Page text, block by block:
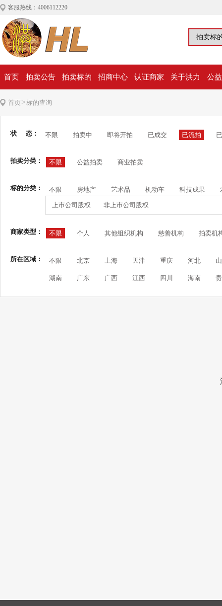
客服热线：4006112220
首页 拍卖公告 拍卖标的 招商中心 认证商家 关于洪力 公
首页>标的查询
状 态： 不限 拍卖中 即将开拍 已成交 已流拍
拍卖分类： 不限 公益拍卖 商业拍卖
标的分类： 不限 房地产 艺术品 机动车 科技成果
上市公司股权 非上市公司股权
商家类型： 不限 个人 其他组织机构 慈善机构 拍卖机
所在区域： 不限 北京 上海 天津 重庆 河北
湖南 广东 广西 江西 四川 海南